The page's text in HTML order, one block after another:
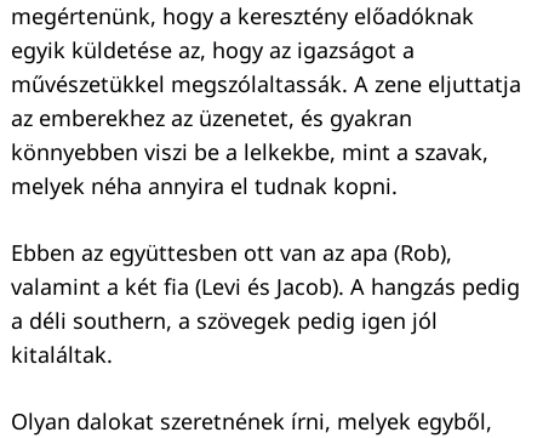
megértenünk, hogy a keresztény előadóknak
egyik küldetése az, hogy az igazságot a
művészetükkel megszólaltassák. A zene eljuttatja
az emberekhez az üzenetet, és gyakran
könnyebben viszi be a lelkekbe, mint a szavak,
melyek néha annyira el tudnak kopni.
Ebben az együttesben ott van az apa (Rob),
valamint a két fia (Levi és Jacob). A hangzás pedig
a déli southern, a szövegek pedig igen jól
kitaláltak.
Olyan dalokat szeretnének írni, melyek egyből,